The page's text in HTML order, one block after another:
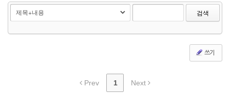
검색
쓰기
Prev 1 Next